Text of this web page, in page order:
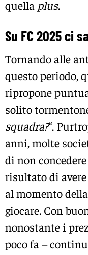
quella plus.
Su FC 2025 ci
Tornando alle
questo periodo,
ripropone
solito
squadra?“.
anni, molte
di non
risultato di
al momento
giocare. Con
nonostante i
poco fa –